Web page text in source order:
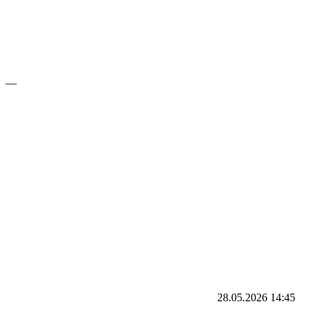
—
28.05.2026 14:45